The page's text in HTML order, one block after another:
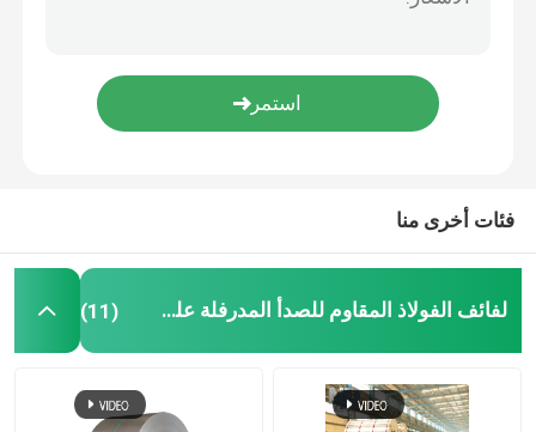
لفائف الصلب المجلفن
صفيحة فولاذية مجلفنة
ورقة التسقيف المموج
فئات أخرى منا
لفائف الفولاذ المقاوم للصدأ المدرفلة على الساخن (11)